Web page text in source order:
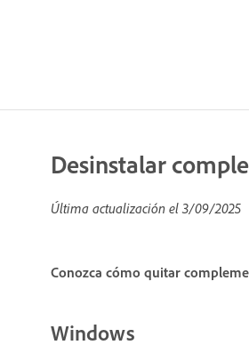
Desinstalar
Última actualización el 3/09/2025
Conozca cómo quitar
Windows